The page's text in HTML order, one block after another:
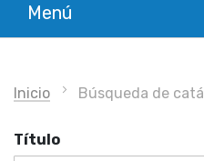
Menú
Inicio Búsqueda de
Título